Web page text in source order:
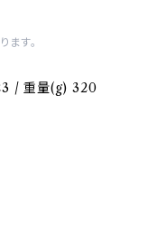
す。
/ 重量(g) 320